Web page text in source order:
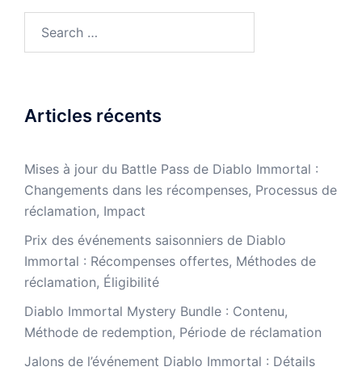
Articles récents
Mises à jour du Battle Pass de Diablo Immortal :
Changements dans les récompenses, Processus de
réclamation, Impact
Prix des événements saisonniers de Diablo
Immortal : Récompenses offertes, Méthodes de
réclamation, Éligibilité
Diablo Immortal Mystery Bundle : Contenu,
Méthode de redemption, Période de réclamation
Jalons de l’événement Diablo Immortal : Détails